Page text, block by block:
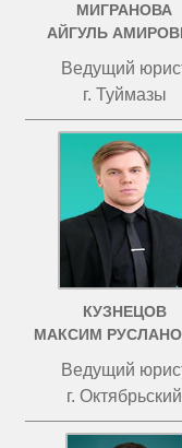
МИГРАНОВА
АЙГУЛЬ
Ведущий
г. Туймазы
КУЗНЕЦОВ
МАКСИМ
Ведущий
г. Октябрьский